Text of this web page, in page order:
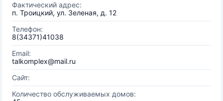
Фактический адрес:
п. Троицкий, ул. Зеленая, д. 12
Телефон:
8(34371)41038
Email:
talkomplex@mail.ru
Сайт:
Количество обслуживаемых домов: